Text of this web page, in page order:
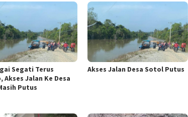
Segati Terus
Akses Jalan Ke Desa
Putus
Akses Jalan Desa Sotol Putus